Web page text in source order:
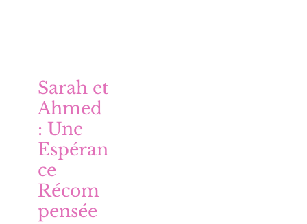
Sarah et
Ahmed
: Une
Espéran
ce
Récom
pensée